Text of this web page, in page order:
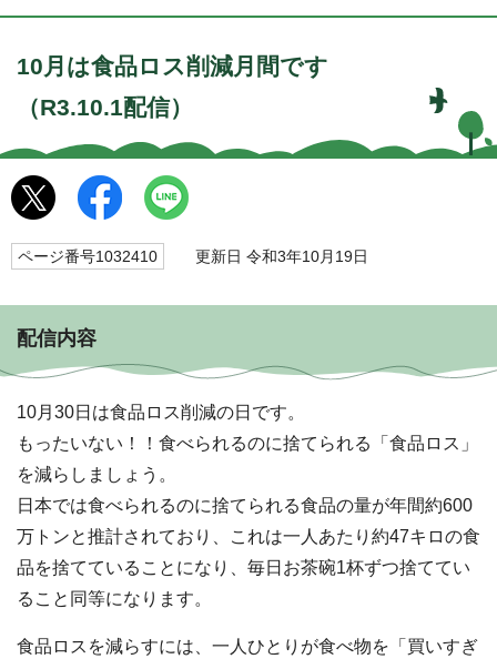
10月は食品ロス削減月間です
（R3.10.1配信）
ページ番号1032410 更新日 令和3年10月19日
配信内容
10月30日は食品ロス削減の日です。
もったいない！！食べられるのに捨てられる「食品ロス」
を減らしましょう。
日本では食べられるのに捨てられる食品の量が年間約600
万トンと推計されており、これは一人あたり約47キロの食
品を捨てていることになり、毎日お茶碗1杯ずつ捨ててい
ること同等になります。
食品ロスを減らすには、一人ひとりが食べ物を「買いすぎ